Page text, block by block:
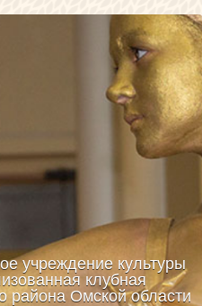
учреждение культуры
клубная
района Омской области